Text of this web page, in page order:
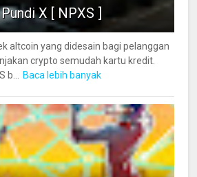
X [ NPXS ]
altcoin yang didesain bagi pelanggan
crypto semudah kartu kredit.
Baca lebih banyak